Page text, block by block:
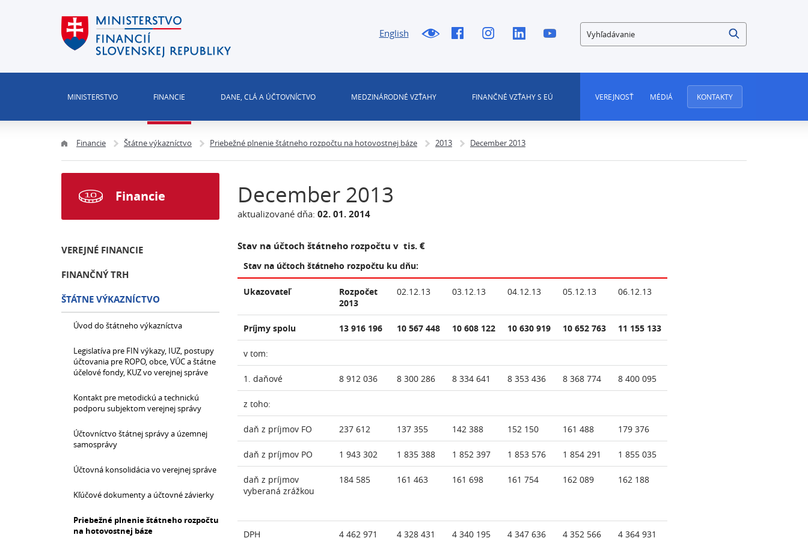
English Vyhľadávanie
MINISTERSTVO FINANCIE DANE, CLÁ A ÚČTOVNÍCTVO MEDZINÁRODNÉ VZŤAHY FINANČNÉ VZŤAHY S EÚ VEREJNOSŤ MÉDIÁ KONTAKTY
Financie Štátne výkazníctvo Priebežné plnenie štátneho rozpočtu na hotovostnej báze 2013 December 2013
December 2013
aktualizované dňa: 02. 01. 2014
Stav na účtoch štátneho rozpočtu v tis. €
Stav na účtoch štátneho rozpočtu ku dňu:
Ukazovateľ
Rozpočet
2013
02.12.13 03.12.13 04.12.13 05.12.13 06.12.13
Príjmy spolu 13 916 196 10 567 448 10 608 122 10 630 919 10 652 763 11 155 133
v tom:
1. daňové 8 912 036 8 300 286 8 334 641 8 353 436 8 368 774 8 400 095
z toho:
daň z príjmov FO 237 612 137 355 142 388 152 150 161 488 179 376
daň z príjmov PO 1 943 302 1 835 388 1 852 397 1 853 576 1 854 291 1 855 035
daň z príjmov
vyberaná zrážkou
184 585 161 463 161 698 161 754 162 089 162 188
DPH 4 462 971 4 328 431 4 340 195 4 347 636 4 352 566 4 364 931
Financie
VEREJNÉ FINANCIE
FINANČNÝ TRH
ŠTÁTNE VÝKAZNÍCTVO
Úvod do štátneho výkazníctva
Legislatíva pre FIN výkazy, IUZ, postupy
účtovania pre ROPO, obce, VÚC a štátne
účelové fondy, KUZ vo verejnej správe
Kontakt pre metodickú a technickú
podporu subjektom verejnej správy
Účtovníctvo štátnej správy a územnej
samosprávy
Účtovná konsolidácia vo verejnej správe
Kľúčové dokumenty a účtovné závierky
Priebežné plnenie štátneho rozpočtu
na hotovostnej báze